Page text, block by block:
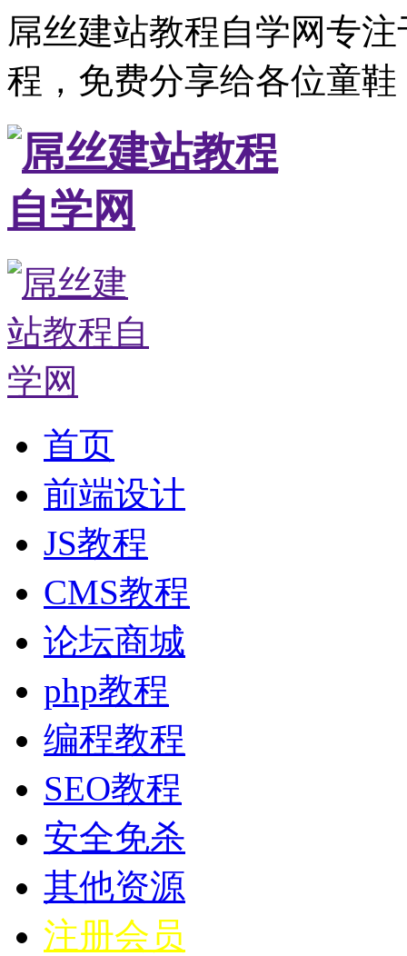
屌丝建站教程自学网专
程，免费分享给各位童
首页
前端设计
JS教程
CMS教程
论坛商城
php教程
编程教程
SEO教程
安全免杀
其他资源
注册会员